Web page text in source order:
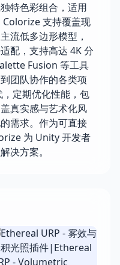
特色彩组合，适用
支持覆盖现
流低多边形模型，
配，支持高达 4K 分
Fusion 等工具
团队协作的各类项
定期优化性能，包
真实感与艺术化风
需求。作为可直接
为 Unity 开发者
决方案。